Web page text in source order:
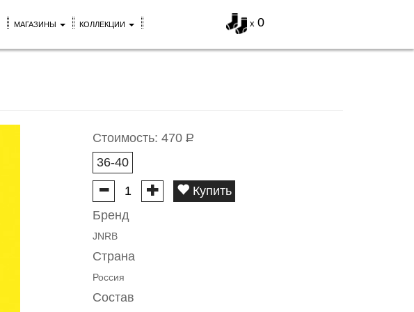
x 0
МАГАЗИНЫ КОЛЛЕКЦИИ
Стоимость: 470 Р
36-40
Купить
Бренд
JNRB
Страна
Россия
Состав